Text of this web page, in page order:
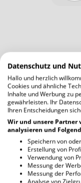
Datenschutz und
Hallo und herzlich
Cookies und ähnliche
Inhalte und Werbung zu
gewährleisten. Ihr
Ihren Entscheidungen
Wir und unsere Partner
analysieren und
Speichern von
Erstellung von
Verwendung von
Messung der
Messung der
Analyse von